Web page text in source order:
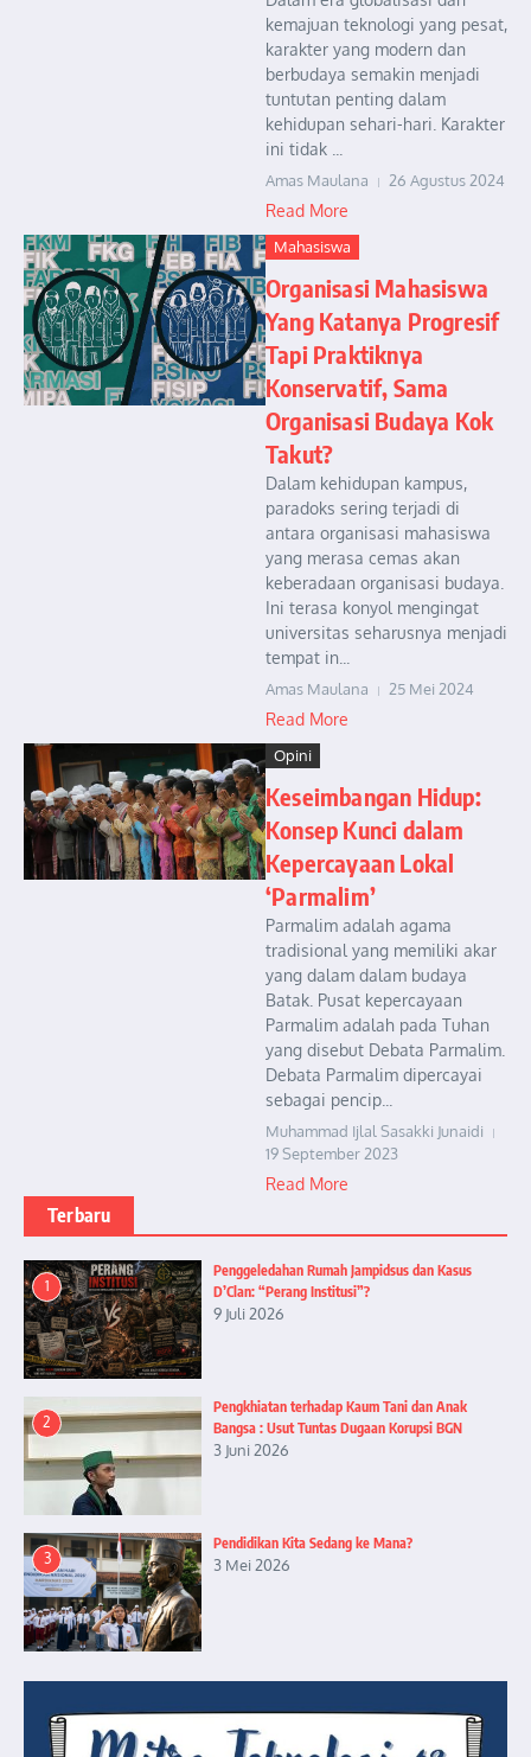
kemajuan teknologi yang pesat,
karakter yang modern dan
berbudaya semakin menjadi
tuntutan penting dalam
kehidupan sehari-hari. Karakter
ini tidak ...
Amas Maulana 26 Agustus 2024
Read More
Mahasiswa
Organisasi Mahasiswa
Yang Katanya Progresif
Tapi Praktiknya
Konservatif, Sama
Organisasi Budaya Kok
Takut?
Dalam kehidupan kampus,
paradoks sering terjadi di
antara organisasi mahasiswa
yang merasa cemas akan
keberadaan organisasi budaya.
Ini terasa konyol mengingat
universitas seharusnya menjadi
tempat in...
Amas Maulana 25 Mei 2024
Read More
Opini
Keseimbangan Hidup:
Konsep Kunci dalam
Kepercayaan Lokal
‘Parmalim’
Parmalim adalah agama
tradisional yang memiliki akar
yang dalam dalam budaya
Batak. Pusat kepercayaan
Parmalim adalah pada Tuhan
yang disebut Debata Parmalim.
Debata Parmalim dipercayai
sebagai pencip...
Muhammad Ijlal Sasakki Junaidi
19 September 2023
Read More
Terbaru
1
Penggeledahan Rumah Jampidsus dan Kasus
D’Clan: “Perang Institusi”?
9 Juli 2026
2
Pengkhiatan terhadap Kaum Tani dan Anak
Bangsa : Usut Tuntas Dugaan Korupsi BGN
3 Juni 2026
3
Pendidikan Kita Sedang ke Mana?
3 Mei 2026